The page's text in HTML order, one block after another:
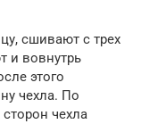
сшивают с трех
и вовнутрь
этого
чехла. По
чехла